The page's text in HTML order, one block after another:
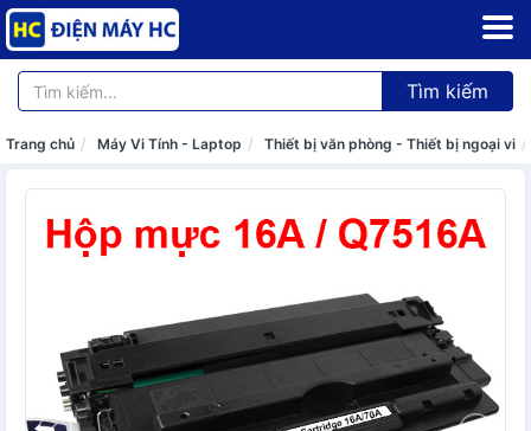
Tìm kiếm
Trang chủ Máy Vi Tính - Laptop Thiết bị văn phòng - Thiết bị ngoại vi